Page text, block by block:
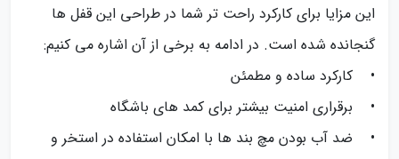
این مزایا برای کارکرد راحت تر شما در طراحی این قفل ها
گنجانده شده است. در ادامه به برخی از آن اشاره می کنیم:
• کارکرد ساده و مطمئن
• برقراری امنیت بیشتر برای کمد های باشگاه
• ضد آب بودن مچ بند ها با امکان استفاده در استخر و